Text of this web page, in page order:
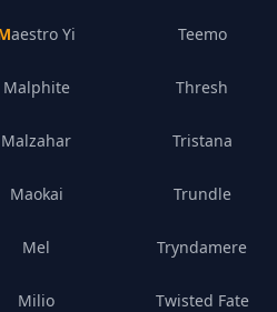
Maestro Yi
Malphite
Malzahar
Maokai
Mel
Milio
Teemo
Thresh
Tristana
Trundle
Tryndamere
Twisted Fate